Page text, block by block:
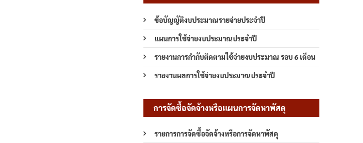
ข้อบัญญัติงบประมาณรายจ่ายประจำปี
แผนการใช้จ่ายงบประมาณประจำปี
รายงานการกำกับติดตามใช้จ่ายงบประมาณ รอบ 6 เดือน
รายงานผลการใช้จ่ายงบประมาณประจำปี
การจัดซื้อจัดจ้างหรือแผนการจัดหาพัสดุ
รายการการจัดซื้อจัดจ้างหรือการจัดหาพัสดุ